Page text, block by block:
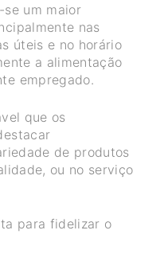
se um maior
nas
úteis e no horário
a alimentação
empregado.
que os
de produtos
ou no serviço
para fidelizar o